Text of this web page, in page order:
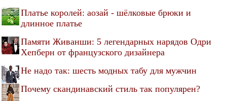
Платье королей: аозай - шёлковые брюки и
длинное платье
Памяти Живанши: 5 легендарных нарядов Одри
Хепберн от французского дизайнера
Не надо так: шесть модных табу для мужчин
Почему скандинавский стиль так популярен?